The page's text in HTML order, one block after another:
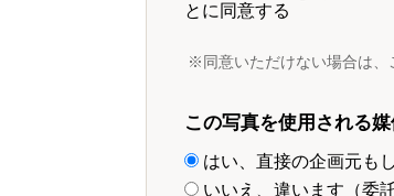
とに同意する
※同意いただけない場合は、
この写真を使用される
はい、直接の企画元も
いいえ、違います（委